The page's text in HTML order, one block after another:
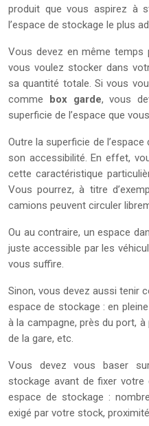
produit que vous aspirez à
l’espace de stockage le plus
Vous devez en même temps
vous voulez stocker dans
sa quantité totale. Si vous
comme box garde, vous
superficie de l’espace que
Outre la superficie de
son accessibilité. En effet,
cette caractéristique
Vous pourrez, à titre
camions peuvent circuler
Ou au contraire, un espace
juste accessible par les
vous suffire.
Sinon, vous devez aussi tenir
espace de stockage : en
à la campagne, près du port,
de la gare, etc.
Vous devez vous baser
stockage avant de fixer votre
espace de stockage :
exigé par votre stock,